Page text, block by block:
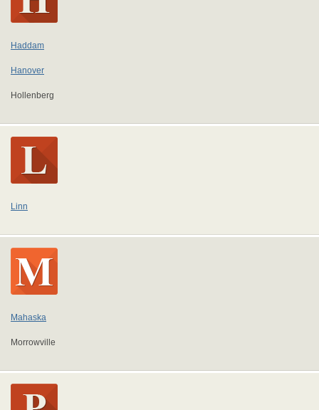
Haddam
Hanover
Hollenberg
Linn
Mahaska
Morrowville